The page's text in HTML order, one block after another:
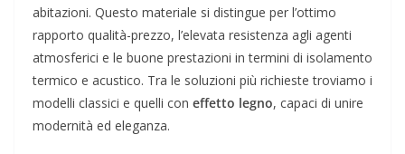
abitazioni. Questo materiale si distingue per l’ottimo
rapporto qualità-prezzo, l’elevata resistenza agli agenti
atmosferici e le buone prestazioni in termini di isolamento
termico e acustico. Tra le soluzioni più richieste troviamo i
modelli classici e quelli con effetto legno, capaci di unire
modernità ed eleganza.